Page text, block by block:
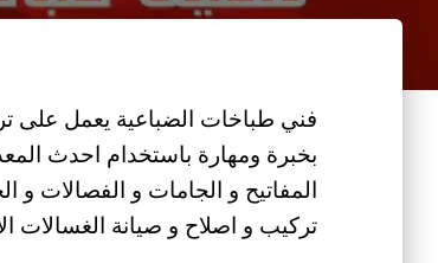
فني طباخات الضباعية يعمل على
بخبرة ومهارة باستخدام احدث
المفاتيح و الجامات و الفصالات و
تركيب و اصلاح و صيانة الغسالات